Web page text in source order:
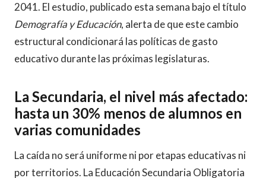
2041. El estudio, publicado esta semana bajo el título
Demografía y Educación, alerta de que este cambio
estructural condicionará las políticas de gasto
educativo durante las próximas legislaturas.
La Secundaria, el nivel más afectado:
hasta un 30% menos de alumnos en
varias comunidades
La caída no será uniforme ni por etapas educativas ni
por territorios. La Educación Secundaria Obligatoria